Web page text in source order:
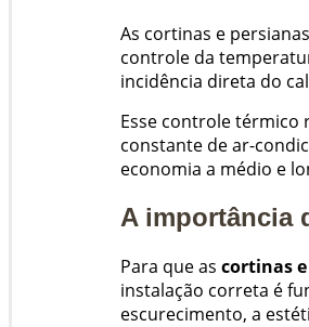
As cortinas e
controle da
incidência direta do
Esse controle térmico
constante de ar-
economia a médio e
A importância
Para que as cortinas
instalação correta é
escurecimento, a